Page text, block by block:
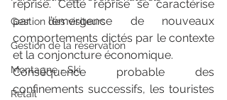
Gestion des visiteurs
Gestion de la réservation
Montagne - Ski
Retail
reprise. Cette reprise se caractérise
par l’émergence de nouveaux
comportements dictés par le contexte
et la conjoncture économique.
Conséquence probable des
confinements successifs, les touristes